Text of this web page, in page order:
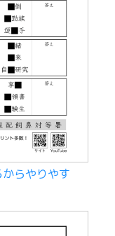
らやりやす